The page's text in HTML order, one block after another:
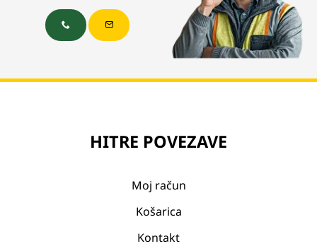
HITRE POVEZAVE
Moj račun
Košarica
Kontakt